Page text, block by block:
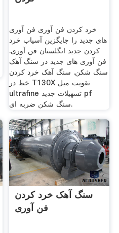
خرد کردن فن آوری فن آوری
های جدید را جایگزین آسیاب خرد
کردن جدید انگلستان فن آوری.
فن آوری های جدید در سنگ آهک
سنگ شکن. سنگ آهک خرد کردن
خط در T130X تقویت میل
ultrafine تسهیلات جدید pf
سنگ شکن ضربه ای.
سنگ آهک خرد کردن
فن آوری